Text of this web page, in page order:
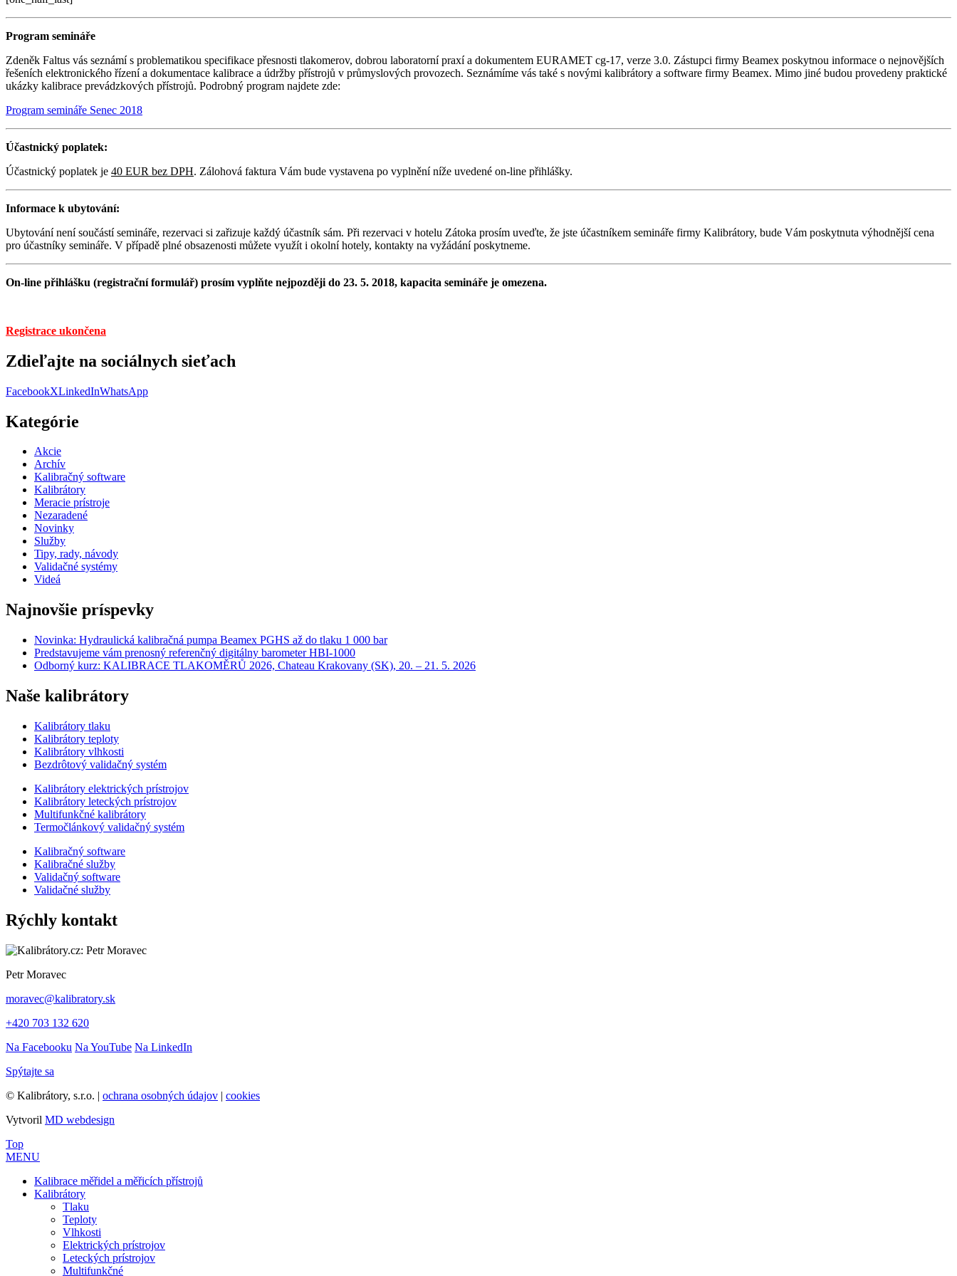
Program semináře
Zdeněk Faltus vás seznámí s problematikou specifikace přesnosti tlakomerov, dobrou laboratorní praxí a dokumentem EURAMET cg-17, verze 3.0. Zástupci firmy Beamex poskytnou informace o nejnovějších
řešeních elektronického řízení a dokumentace kalibrace a údržby přístrojů v průmyslových provozech. Seznámíme vás také s novými kalibrátory a software firmy Beamex. Mimo jiné budou provedeny praktické
ukázky kalibrace prevádzkových přístrojů. Podrobný program najdete zde:
Program semináře Senec 2018
Účastnický poplatek:
Účastnický poplatek je 40 EUR bez DPH. Zálohová faktura Vám bude vystavena po vyplnění níže uvedené on-line přihlášky.
Informace k ubytování:
Ubytování není součástí semináře, rezervaci si zařizuje každý účastník sám. Při rezervaci v hotelu Zátoka prosím uveďte, že jste účastníkem semináře firmy Kalibrátory, bude Vám poskytnuta výhodnější cena
pro účastníky semináře. V případě plné obsazenosti můžete využít i okolní hotely, kontakty na vyžádání poskytneme.
On-line přihlášku (registrační formulář) prosím vyplňte nejpozději do 23. 5. 2018, kapacita semináře je omezena.
Registrace ukončena
Zdieľajte na sociálnych sieťach
FacebookXLinkedInWhatsApp
Kategórie
Akcie
Archív
Kalibračný software
Kalibrátory
Meracie prístroje
Nezaradené
Novinky
Služby
Tipy, rady, návody
Validačné systémy
Videá
Najnovšie príspevky
Novinka: Hydraulická kalibračná pumpa Beamex PGHS až do tlaku 1 000 bar
Predstavujeme vám prenosný referenčný digitálny barometer HBI-1000
Odborný kurz: KALIBRACE TLAKOMĚRŮ 2026, Chateau Krakovany (SK), 20. – 21. 5. 2026
Naše kalibrátory
Kalibrátory tlaku
Kalibrátory teploty
Kalibrátory vlhkosti
Bezdrôtový validačný systém
Kalibrátory elektrických prístrojov
Kalibrátory leteckých prístrojov
Multifunkčné kalibrátory
Termočlánkový validačný systém
Kalibračný software
Kalibračné služby
Validačný software
Validačné služby
Rýchly kontakt
Petr Moravec
moravec@kalibratory.sk
+420 703 132 620
Na Facebooku Na YouTube Na LinkedIn
Spýtajte sa
© Kalibrátory, s.r.o. | ochrana osobných údajov | cookies
Vytvoril MD webdesign
Top
MENU
Kalibrace měřidel a měřicích přístrojů
Kalibrátory
Tlaku
Teploty
Vlhkosti
Elektrických prístrojov
Leteckých prístrojov
Multifunkčné